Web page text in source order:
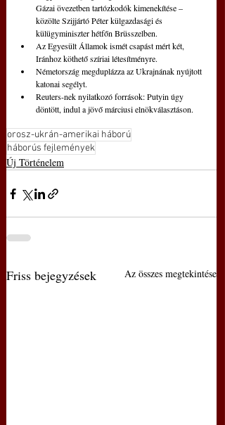
Gázai övezetben tartózkodók kimenekítése –
közölte Szijjártó Péter külgazdasági és
külügyminiszter hétfőn Brüsszelben.
Az Egyesült Államok ismét csapást mért két,
Iránhoz köthető szíriai létesítményre.
Németország megduplázza az Ukrajnának nyújtott
katonai segélyt.
Reuters-nek nyilatkozó források: Putyin úgy
döntött, indul a jövő márciusi elnökválasztáson.
orosz-ukrán-amerikai háború
háborús fejlemények
Új Történelem
Friss bejegyzések Az összes megtekintése